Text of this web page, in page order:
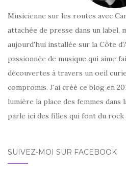
Musicienne sur les routes avec
attachée de presse dans un label,
aujourd'hui installée sur la Côte
passionnée de musique qui aime
découvertes à travers un oeil
compromis. J'ai créé ce blog en
lumière la place des femmes dans
parle ici des filles qui font du
SUIVEZ-MOI SUR FACEBOOK